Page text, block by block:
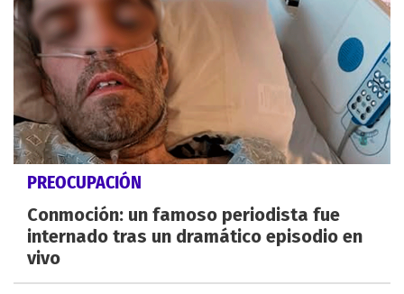
PREOCUPACIÓN
Conmoción: un famoso periodista fue
internado tras un dramático episodio en
vivo